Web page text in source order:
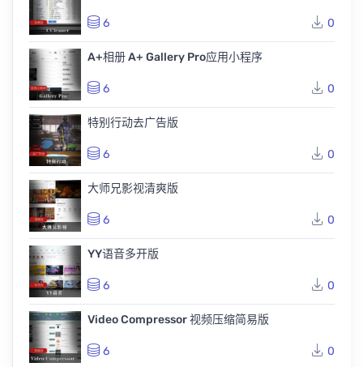
6 0
A+相册 A+ Gallery Pro应用小程序
6 0
特别行动去广告版
6 0
大师兄影视清爽版
6 0
YY语音多开版
6 0
Video Compressor 视频压缩简易版
6 0